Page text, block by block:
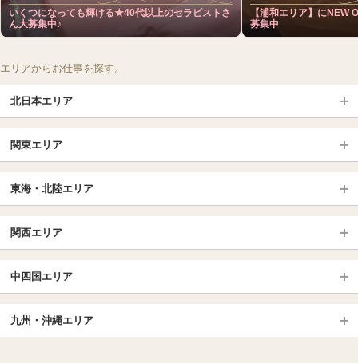
いくつになっても輝ける★40代以上のセラピストさ
ん大募集中♪
【浦和エリア】にNEW
募集中
エリアからお仕事を探す。
北日本エリア
北海道（札幌・旭川・函館）
青森
岩手 (盛岡・北上)
福島 (いわき・郡山)
山形
長野・松本・上田
群馬（伊勢崎・高崎・前橋）
関東エリア
大宮・浦和・川口
越谷・春日部
千葉TOP
松戸・柏
池袋・大塚
新宿
東海・北陸エリア
愛知（名古屋）
岐阜県
北陸
名古屋TOP
関西エリア
京都駅・伏見区
烏丸御池駅
四条烏丸・河原町・祇園四条
三条・京都市役所前
中四国エリア
広島
岡山
九州・沖縄エリア